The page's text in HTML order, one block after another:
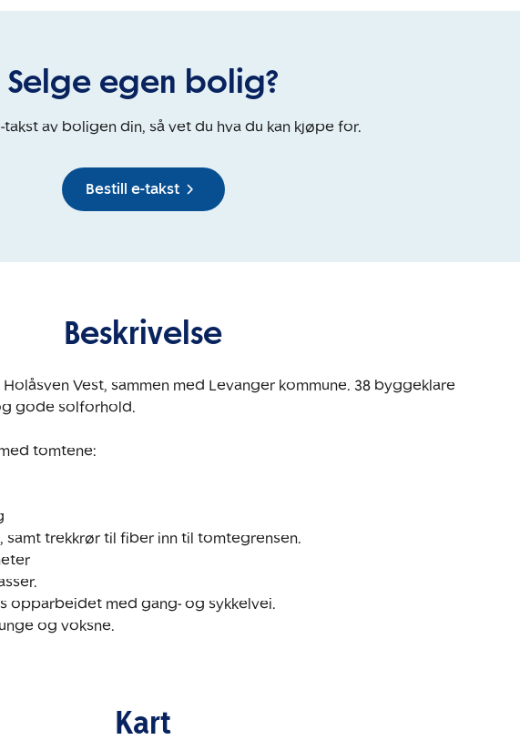
Selge egen bolig?
takst av boligen din, så vet du hva du kan kjøpe for.
Bestill e-takst
Beskrivelse
Vest, sammen med Levanger kommune. 38 byggeklare
gode solforhold.
tomtene:
samt trekkrør til fiber inn til tomtegrensen.
opparbeidet med gang- og sykkelvei.
Kart